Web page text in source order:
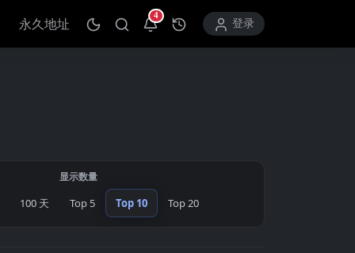
永久地址 4
打开通知中心登录
100 天
显示数量
Top 5 Top 10 Top 20